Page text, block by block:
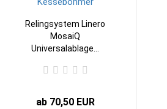
Relingsystem Linero
MosaiQ
Universalablage...
ab 70,50 EUR